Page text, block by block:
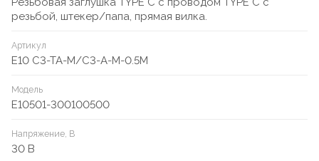
резьбой, штекер/папа, прямая вилка.
Артикул
E10 C3-TA-M/C3-A-M-0.5M
Модель
E10501-300100500
Напряжение, В
30 В